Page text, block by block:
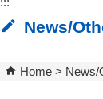
News/
Home News/